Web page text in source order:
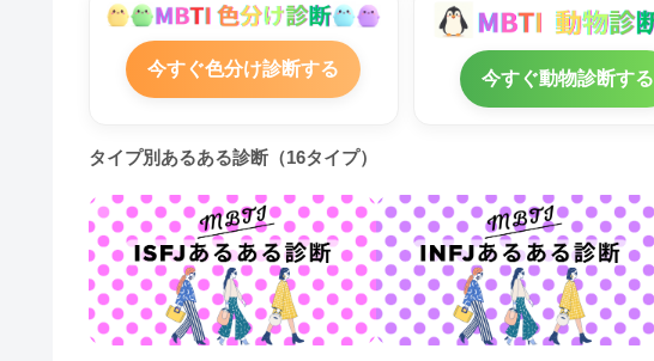
今すぐ色分け診断する 今すぐ動物診断する
タイプ別あるある診断（16タイプ）